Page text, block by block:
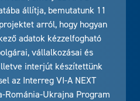
állítja, bemutatunk 11
arról, hogy hogyan
adatok kézzelfogható
vállalkozásai és
interjút készítettünk
az Interreg VI-A NEXT
Románia-Ukrajna Program